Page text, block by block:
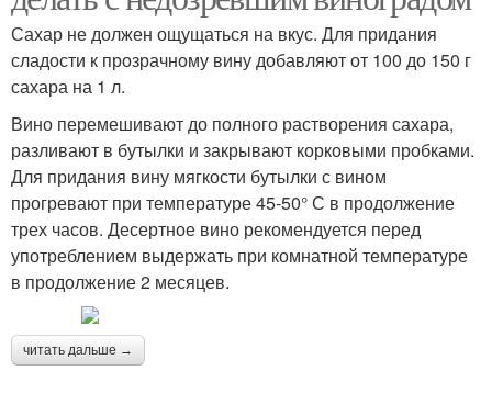
Сахар не должен ощущаться на вкус. Для придания
сладости к прозрачному вину добавляют от 100 до 150 г
сахара на 1 л.
Вино перемешивают до полного растворения сахара,
разливают в бутылки и закрывают корковыми пробками.
Для придания вину мягкости бутылки с вином
прогревают при температуре 45-50° С в продолжение
трех часов. Десертное вино рекомендуется перед
употреблением выдержать при комнатной температуре
в продолжение 2 месяцев.
читать дальше →